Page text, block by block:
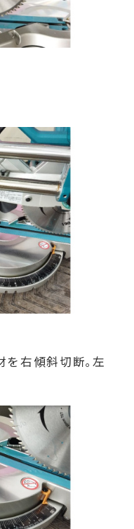
を右傾斜切断｡左